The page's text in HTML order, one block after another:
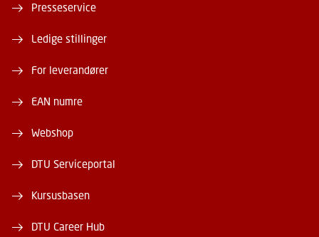
Presseservice
Ledige stillinger
For leverandører
EAN numre
Webshop
DTU Serviceportal
Kursusbasen
DTU Career Hub